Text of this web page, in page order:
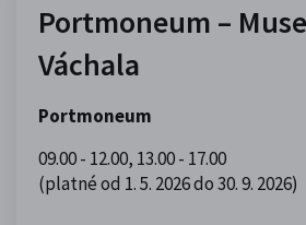
Portmoneum –
Váchala
Portmoneum
09.00 - 12.00, 13.00 - 17.00
(platné od 1. 5. 2026 do 30. 9. 2026)